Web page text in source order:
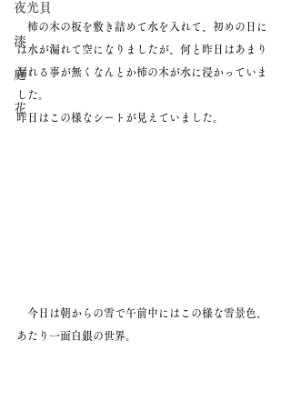
夜光貝
漆
庭
花
柿の木の板を敷き詰めて水を入れて、初めの日に
は水が漏れて空になりましたが、何と昨日はあまり
漏れる事が無くなんとか柿の木が水に浸かっていま
した。
昨日はこの様なシートが見えていました。
今日は朝からの雪で午前中にはこの様な雪景色、
あたり一面白銀の世界。